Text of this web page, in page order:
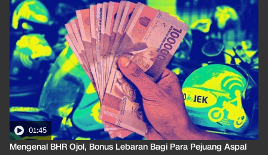
01:35
Pahami Dampak Kenaikan Suku Bunga Acuan ke Cicilan KPR